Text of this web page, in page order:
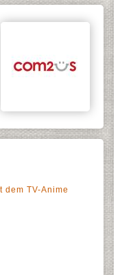
dem TV-Anime